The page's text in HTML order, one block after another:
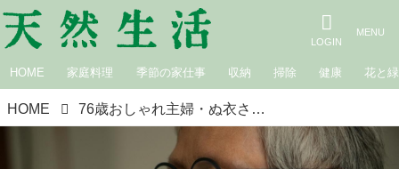
HOME 家庭料理 季節の家仕事 収納 掃除 健康 花と緑
HOME 76歳おしゃれ主婦・ぬ衣さんの「赤い口紅」は私らしさのスイッチを入れるおまじない。35年続く“メイク”のマイルール｜小さな幸せを重ねる暮らし